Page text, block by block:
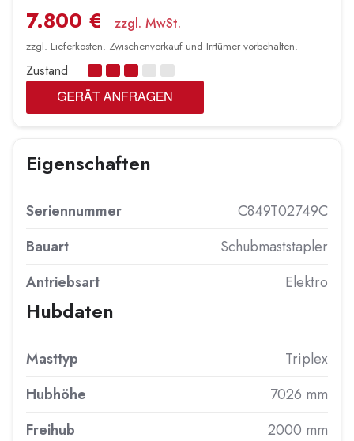
7.800 € zzgl. MwSt.
zzgl. Lieferkosten. Zwischenverkauf und Irrtümer vorbehalten.
Zustand
Eigenschaften
Seriennummer
C849T02749C
Bauart
Schubmaststapler
Antriebsart
Elektro
Hubdaten
Masttyp
Triplex
Hubhöhe
7026 mm
Freihub
2000 mm